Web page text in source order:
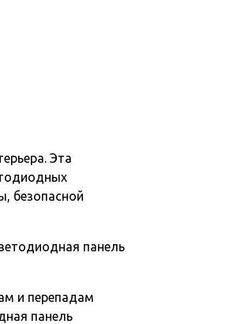
Эта
безопасной
панель
и перепадам
панель